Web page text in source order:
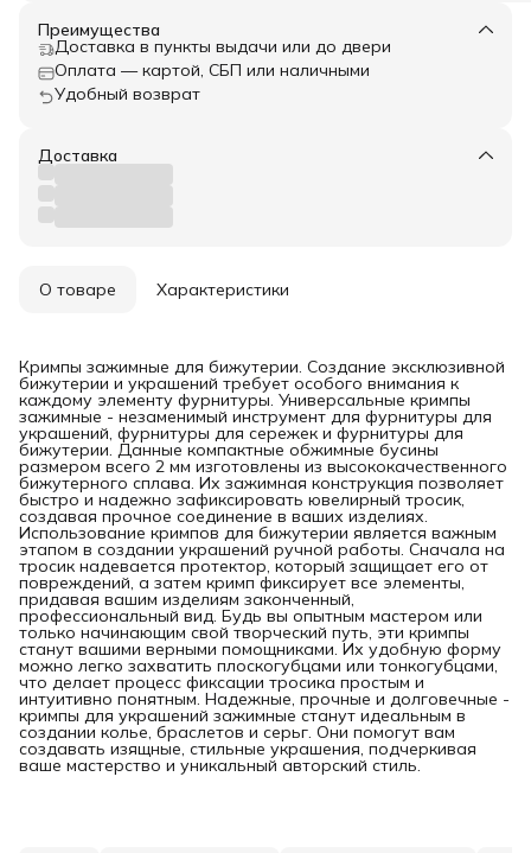
Преимущества
Доставка в пункты выдачи или до двери
Оплата — картой, СБП или наличными
Удобный возврат
Доставка
О товаре Характеристики
Кримпы зажимные для бижутерии. Создание эксклюзивной
бижутерии и украшений требует особого внимания к
каждому элементу фурнитуры. Универсальные кримпы
зажимные - незаменимый инструмент для фурнитуры для
украшений, фурнитуры для сережек и фурнитуры для
бижутерии. Данные компактные обжимные бусины
размером всего 2 мм изготовлены из высококачественного
бижутерного сплава. Их зажимная конструкция позволяет
быстро и надежно зафиксировать ювелирный тросик,
создавая прочное соединение в ваших изделиях.
Использование кримпов для бижутерии является важным
этапом в создании украшений ручной работы. Сначала на
тросик надевается протектор, который защищает его от
повреждений, а затем кримп фиксирует все элементы,
придавая вашим изделиям законченный,
профессиональный вид. Будь вы опытным мастером или
только начинающим свой творческий путь, эти кримпы
станут вашими верными помощниками. Их удобную форму
можно легко захватить плоскогубцами или тонкогубцами,
что делает процесс фиксации тросика простым и
интуитивно понятным. Надежные, прочные и долговечные -
кримпы для украшений зажимные станут идеальным в
создании колье, браслетов и серьг. Они помогут вам
создавать изящные, стильные украшения, подчеркивая
ваше мастерство и уникальный авторский стиль.